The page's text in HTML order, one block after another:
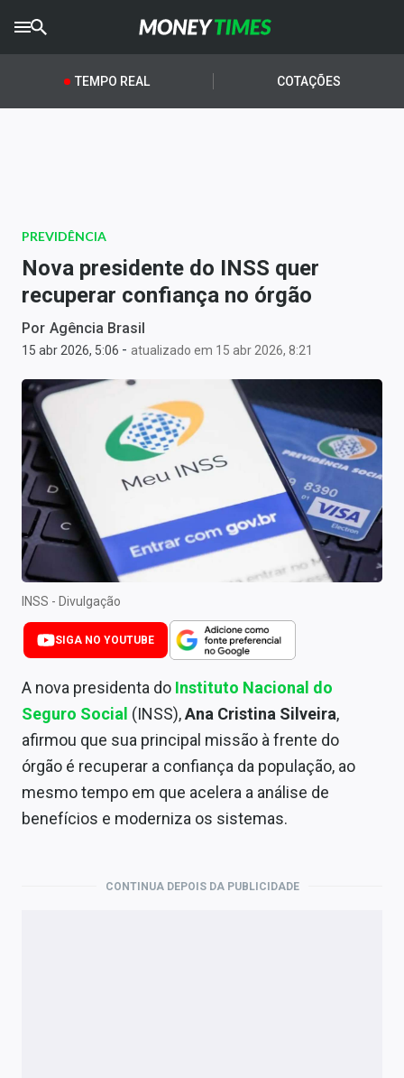
CRYPTOTIMES
AGROTIMES
Newsletters
Money Trader
Anuncie
Últimas Notícias
Newsletters
Cotações
Comprar ou vender?
Carteiras Recomendadas
Central de Dividendos
Central dos IPOs
Renda Fixa
Finanças Pessoais
Mercados
Economia
TEMPO REAL COTAÇÕES
PREVIDÊNCIA
Nova presidente do INSS quer
recuperar confiança no órgão
Por Agência Brasil
15 abr 2026, 5:06 - atualizado em 15 abr 2026, 8:21
INSS - Divulgação
SIGA NO YOUTUBE
A nova presidenta do Instituto Nacional do
Seguro Social (INSS),Ana Cristina Silveira,
afirmou que sua principal missão à frente do
órgão é recuperar a confiança da população, ao
mesmo tempo em que acelera a análise de
benefícios e moderniza os sistemas.
CONTINUA DEPOIS DA PUBLICIDADE